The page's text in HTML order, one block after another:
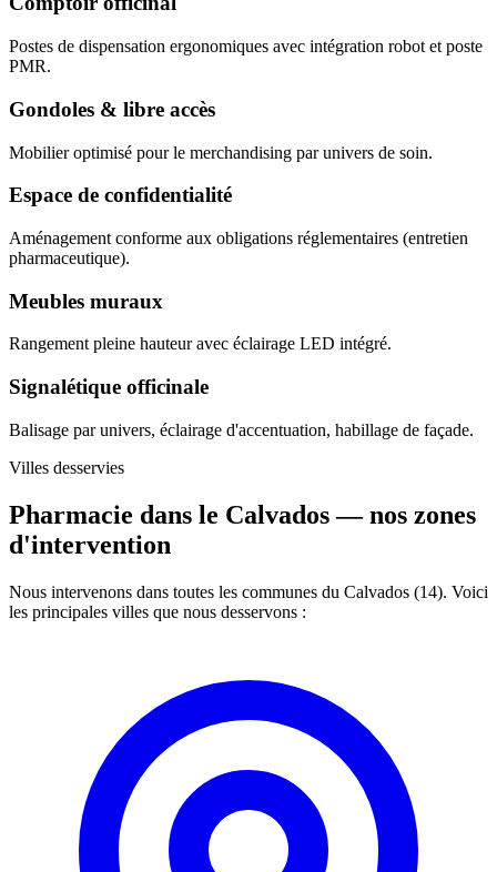
Postes de dispensation ergonomiques avec intégration robot et poste
PMR.
Gondoles & libre accès
Mobilier optimisé pour le merchandising par univers de soin.
Espace de confidentialité
Aménagement conforme aux obligations réglementaires (entretien
pharmaceutique).
Meubles muraux
Rangement pleine hauteur avec éclairage LED intégré.
Signalétique officinale
Balisage par univers, éclairage d'accentuation, habillage de façade.
Villes desservies
Pharmacie dans le Calvados —nos zones
d'intervention
Nous intervenons dans toutes les communes du Calvados (14). Voici
les principales villes que nous desservons :